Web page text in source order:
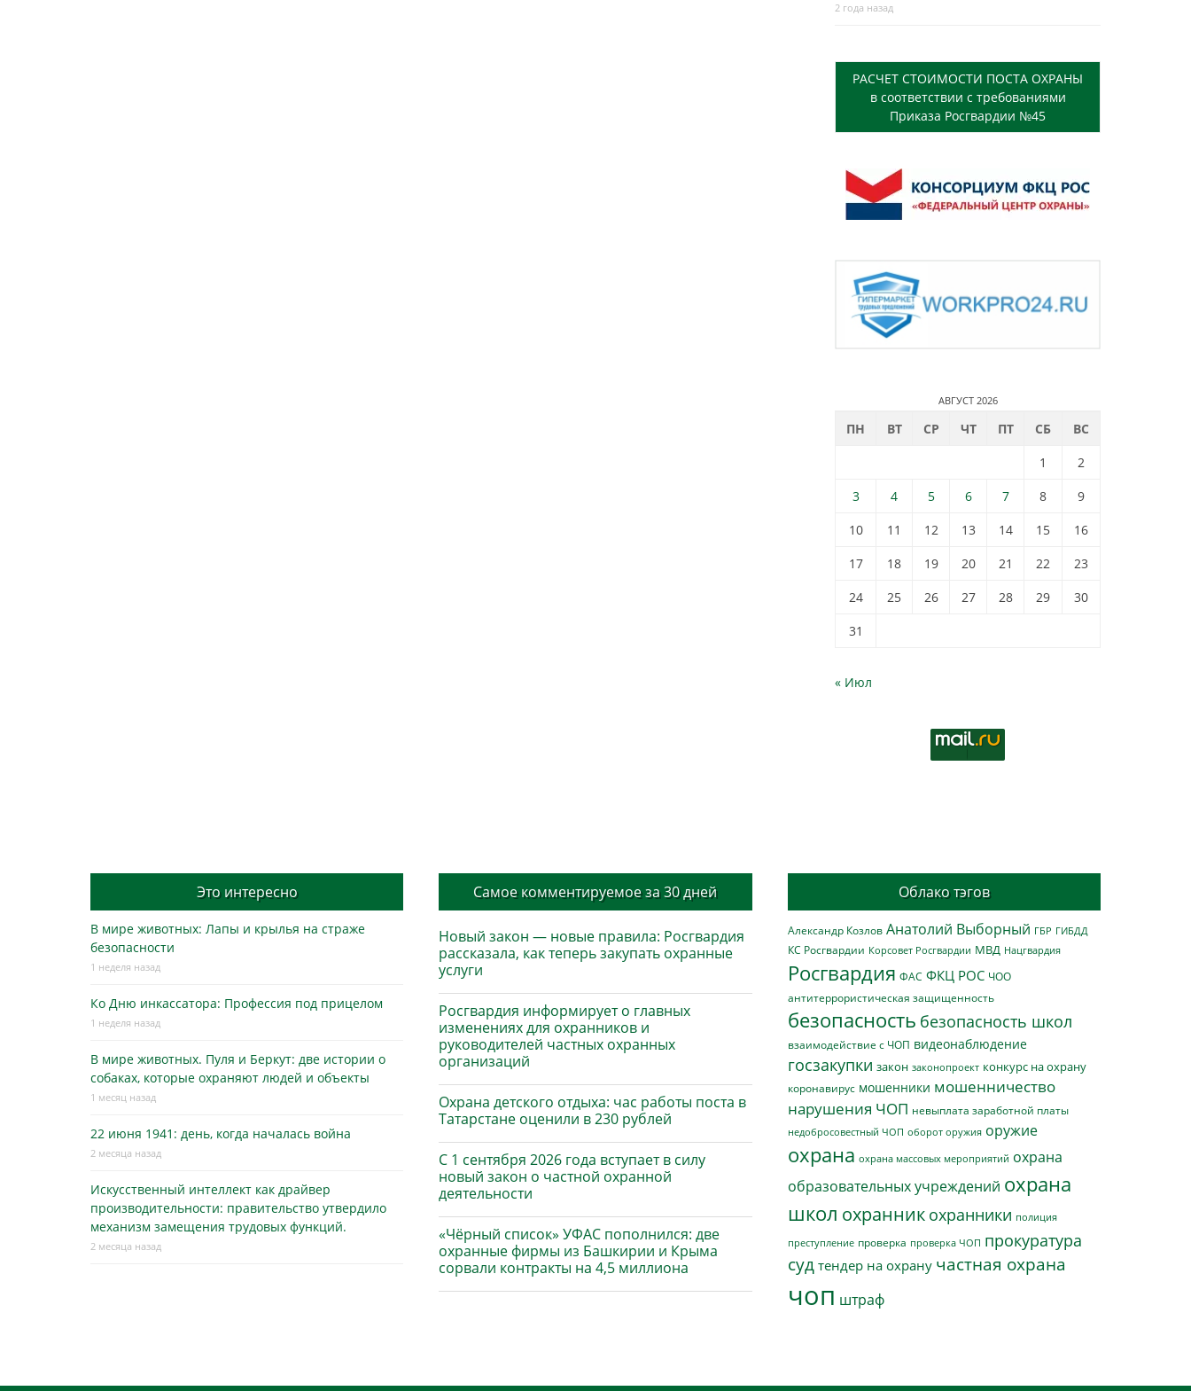
2 года назад
РАСЧЕТ СТОИМОСТИ ПОСТА ОХРАНЫ
в соответствии с требованиями
Приказа Росгвардии №45
АВГУСТ 2026
ПН ВТ СР ЧТ ПТ СБ
ВС
1
2
3
4 5 6 7 8
9
10
11 12 13 14 15
16
17
18 19 20 21 22
23
24
25 26 27 28 29
30
31
« Июл
Это интересно
В мире животных: Лапы и крылья на страже
безопасности
1 неделя назад
Ко Дню инкассатора: Профессия под прицелом
1 неделя назад
В мире животных. Пуля и Беркут: две истории о
собаках, которые охраняют людей и объекты
1 месяц назад
22 июня 1941: день, когда началась война
2 месяца назад
Искусственный интеллект как драйвер
производительности: правительство утвердило
механизм замещения трудовых функций.
2 месяца назад
Самое комментируемое за 30 дней
Новый закон — новые правила: Росгвардия
рассказала, как теперь закупать охранные
услуги
Росгвардия информирует о главных
изменениях для охранников и
руководителей частных охранных
организаций
Охрана детского отдыха: час работы поста в
Татарстане оценили в 230 рублей
С 1 сентября 2026 года вступает в силу
новый закон о частной охранной
деятельности
«Чёрный список» УФАС пополнился: две
охранные фирмы из Башкирии и Крыма
сорвали контракты на 4,5 миллиона
Облако тэгов
Александр Козлов Анатолий Выборный ГБР ГИБДД
КС Росгвардии Корсовет Росгвардии МВД Нацгвардия
Росгвардия ФАС ФКЦ РОС ЧОО
антитеррористическая защищенность
безопасность безопасность школ
взаимодействие с ЧОП видеонаблюдение
госзакупки закон законопроект конкурс на охрану
коронавирус мошенники мошенничество
нарушения ЧОП невыплата заработной платы
недобросовестный ЧОП оборот оружия оружие
охрана охрана массовых мероприятий охрана
образовательных учреждений охрана
школ охранник охранники полиция
преступление проверка проверка ЧОП прокуратура
суд тендер на охрану частная охрана
чоп штраф